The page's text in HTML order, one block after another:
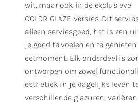
wit, maar ook in de exclusieve
COLOR GLAZE-versies. Dit
alleen serviesgoed, het is een
je goed te voelen en te
eetmoment. Elk onderdeel is
ontworpen om zowel
esthetiek in je dagelijks leven
verschillende glazuren,